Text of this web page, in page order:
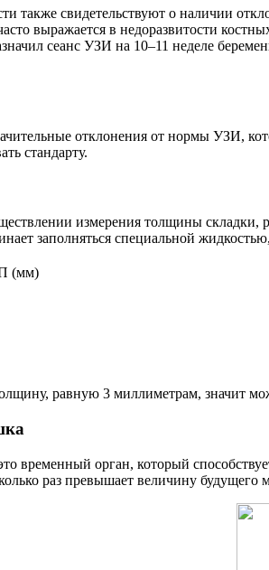
также свидетельствуют о наличии
выражается в недоразвитости
сеанс УЗИ на 10–11 неделе
отклонения от нормы УЗИ,
стандарту.
измерения толщины
заполняться специальной
(мм)
равную 3 миллиметрам, значит
временный орган, который
раз превышает величину будущего